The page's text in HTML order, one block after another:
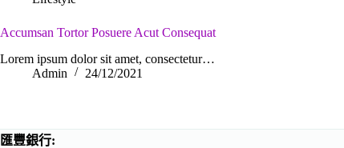
Accumsan Tortor Posuere Acut Consequat
Lorem ipsum dolor sit amet, consectetur…
Admin
24/12/2021
匯豐銀行: